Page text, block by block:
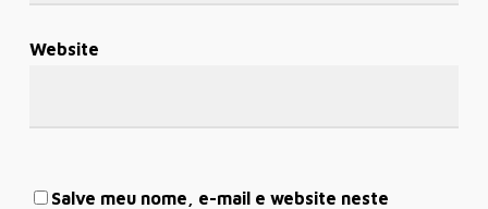
Website
Salve meu nome, e-mail e website neste